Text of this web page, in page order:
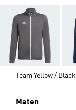
Team Yellow / Black
Maten